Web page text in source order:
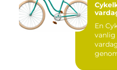
Cykelkorg
En